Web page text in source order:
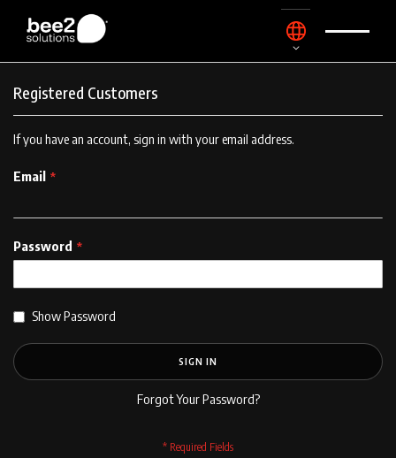
Content
Language
Registered Customers
If you have an account, sign in with your email address.
Email
Password
Show Password
SIGN IN
Forgot Your Password?